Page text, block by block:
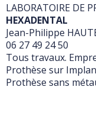
LABORATOIRE DE
HEXADENTAL
Jean-Philippe
06 27 49 24 50
Tous travaux.
Prothèse sur
Prothèse sans